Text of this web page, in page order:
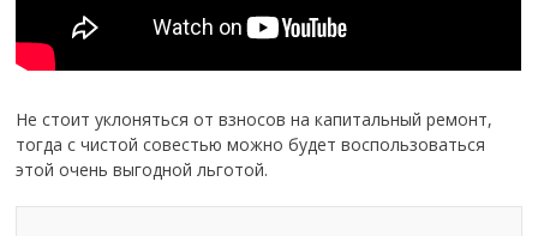
Не стоит уклоняться от взносов на капитальный ремонт,
тогда с чистой совестью можно будет воспользоваться
этой очень выгодной льготой.